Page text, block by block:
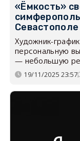
«Ёмкость»
Севастополе
Художник-
персональную
— небольшую
19/11/2025 23:57